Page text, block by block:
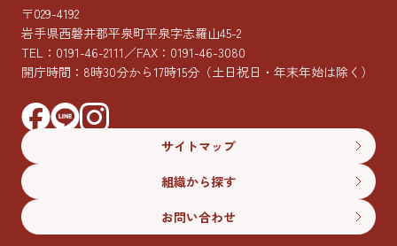
〒029-4192
岩手県西磐井郡平泉町平泉字志羅山45-2
TEL： 0191-46-2111／FAX：0191-46-3080
開庁時間：8時30分から17時15分 （土日祝日・年末年始は除く）
サイトマップ
組織から探す
お問い合わせ